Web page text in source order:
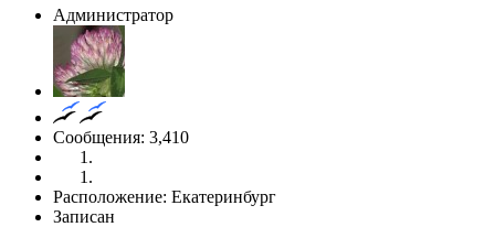
Администратор
Сообщения: 3,410
Расположение: Екатеринбург
Записан